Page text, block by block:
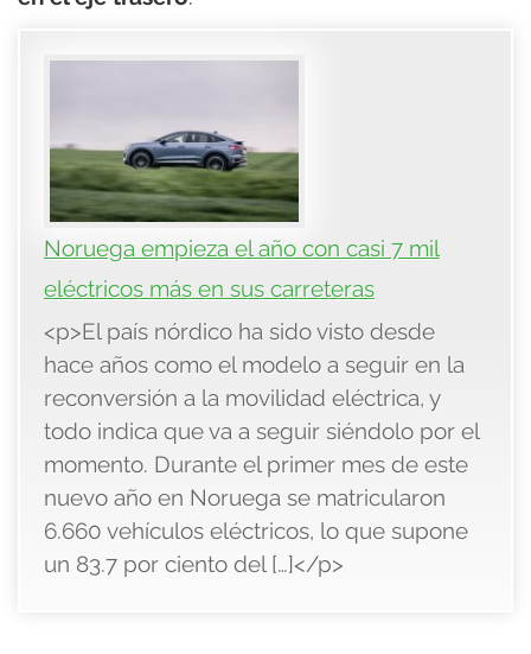
Noruega empieza el año con casi 7 mil
eléctricos más en sus carreteras
<p>El país nórdico ha sido visto desde
hace años como el modelo a seguir en la
reconversión a la movilidad eléctrica, y
todo indica que va a seguir siéndolo por el
momento. Durante el primer mes de este
nuevo año en Noruega se matricularon
6.660 vehículos eléctricos, lo que supone
un 83.7 por ciento del […]</p>